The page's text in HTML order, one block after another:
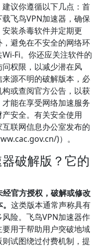
议你遵循以下几点：首
飞鸟VPN加速器，确保
装杀毒软件并定期更
避免在不安全的网络环
Fi。你还应关注软件的
权限，以减少潜在风
源不明的破解版本，必
或查阅官方公告，以获
能在享受网络加速服务
安全。有关安全使用
联网信息办公室发布的
)）。
破解版？它的
官方授权，破解或修改
这类版本通常声称具有
险。飞鸟VPN加速器作
用于帮助用户突破地域
试图绕过付费机制，提